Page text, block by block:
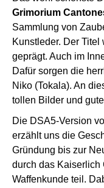
Grimorium
Sammlung von
Kunstleder. Der
geprägt. Auch im
Dafür sorgen die
Niko (Tokala). An
tollen Bilder und
Die DSA5-Version
erzählt uns die
Gründung bis zur
durch das Kaiserlich
Waffenkunde teil.